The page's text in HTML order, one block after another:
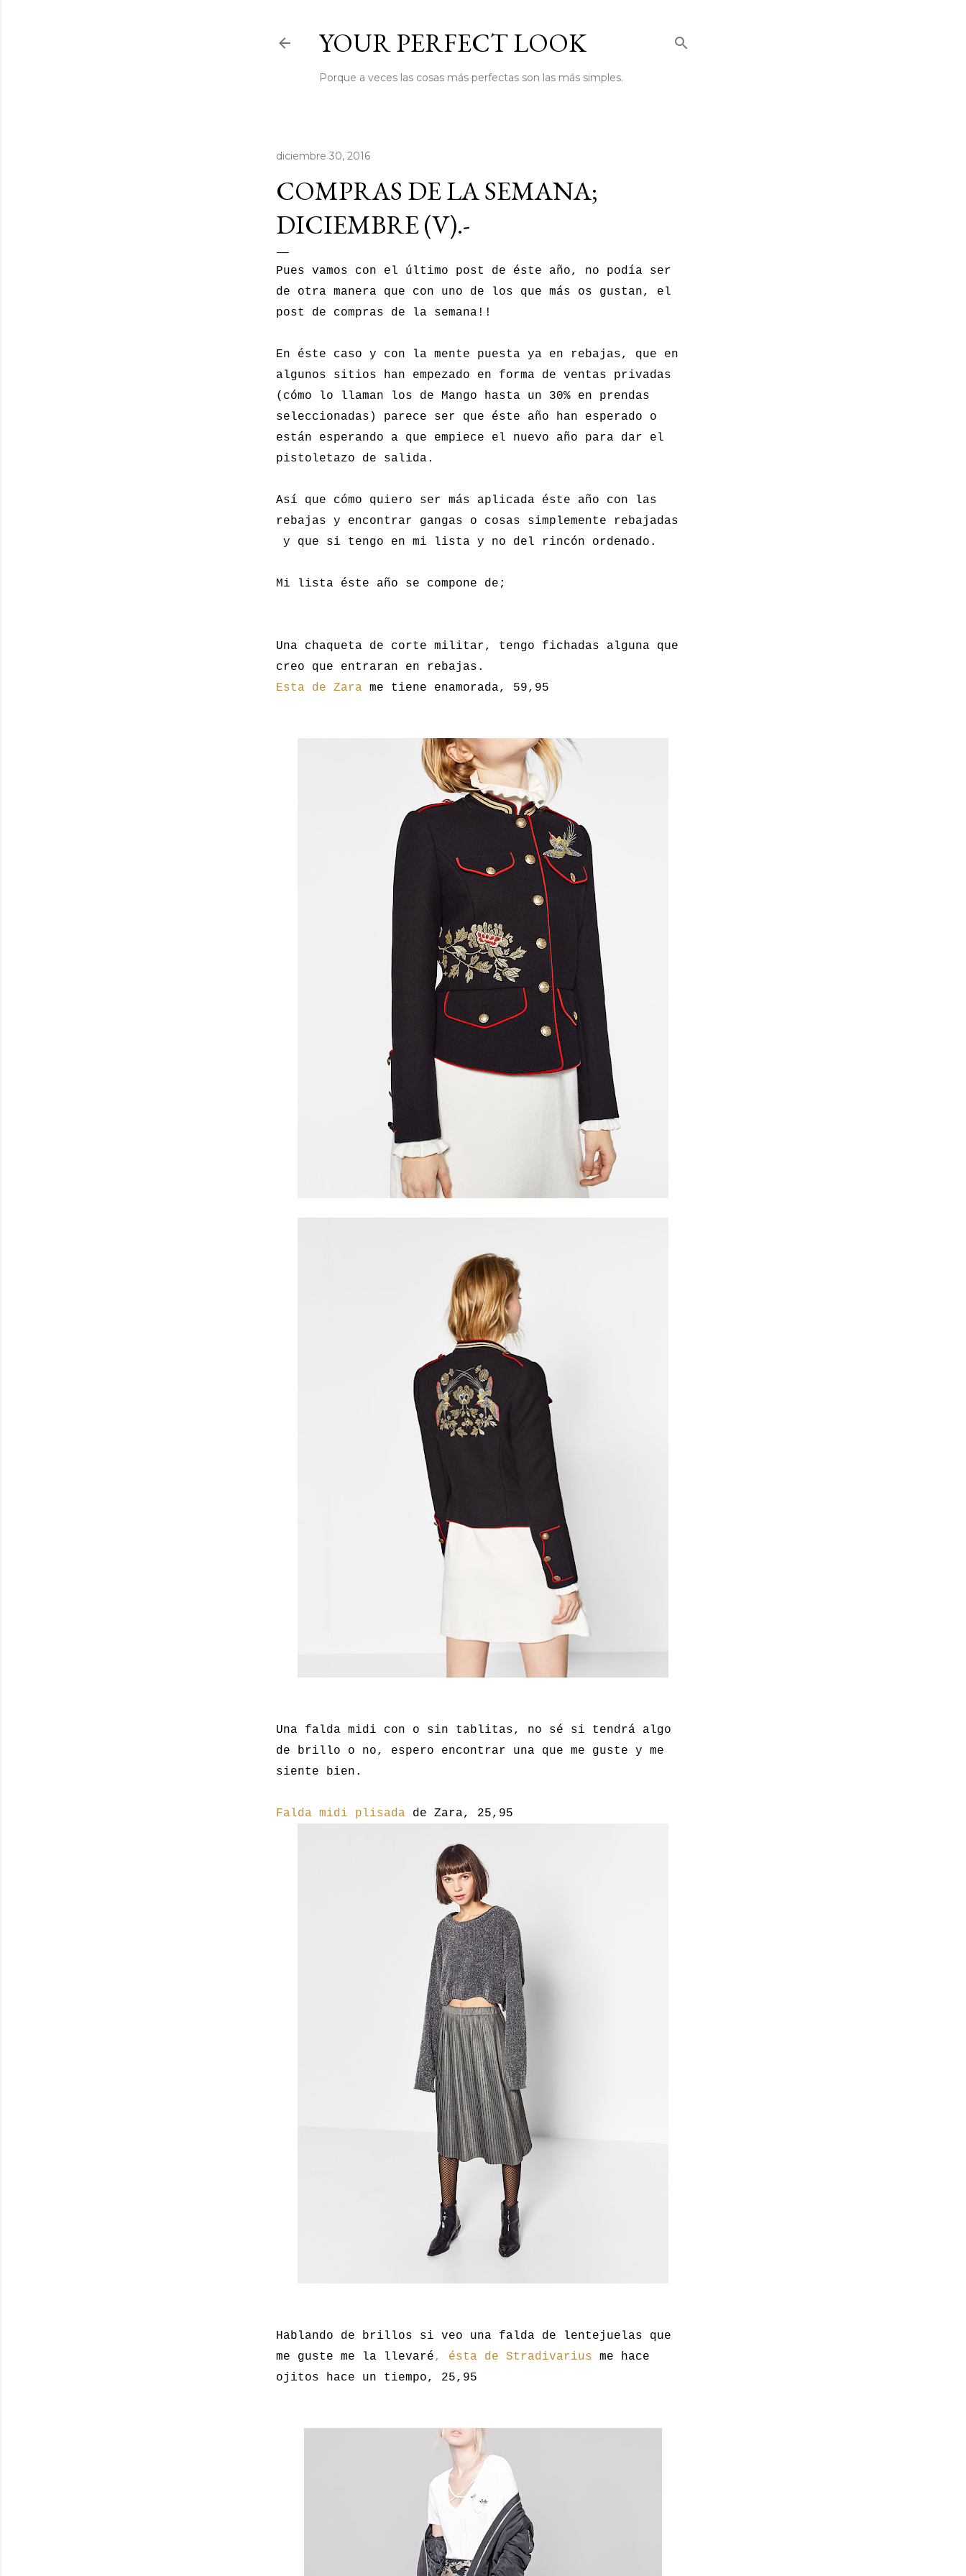
YOUR PERFECT LOOK
Porque a veces las cosas más perfectas son las más simples.
diciembre 30, 2016
COMPRAS DE LA SEMANA;
DICIEMBRE (V).-
Pues vamos con el último post de éste año, no podía ser
de otra manera que con uno de los que más os gustan, el
post de compras de la semana!!
En éste caso y con la mente puesta ya en rebajas, que en
algunos sitios han empezado en forma de ventas privadas
(cómo lo llaman los de Mango hasta un 30% en prendas
seleccionadas) parece ser que éste año han esperado o
están esperando a que empiece el nuevo año para dar el
pistoletazo de salida.
Así que cómo quiero ser más aplicada éste año con las
rebajas y encontrar gangas o cosas simplemente rebajadas
y que si tengo en mi lista y no del rincón ordenado.
Mi lista éste año se compone de;
Una chaqueta de corte militar, tengo fichadas alguna que
creo que entraran en rebajas.
Esta de Zara me tiene enamorada, 59,95
Una falda midi con o sin tablitas, no sé si tendrá algo
de brillo o no, espero encontrar una que me guste y me
siente bien.
Falda midi plisada de Zara, 25,95
Hablando de brillos si veo una falda de lentejuelas que
me guste me la llevaré, ésta de Stradivarius me hace
ojitos hace un tiempo, 25,95